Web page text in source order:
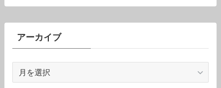
ゴ
ーアーカイブ